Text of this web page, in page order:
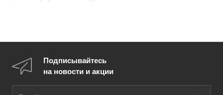
Подписывайтесь
на новости и акции